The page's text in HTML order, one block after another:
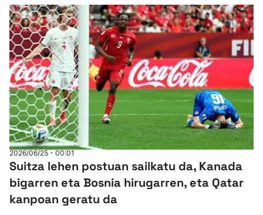
2026/06/25 - 00:01
Suitza lehen postuan sailkatu da, Kanada
bigarren eta Bosnia hirugarren, eta Qatar
kanpoan geratu da